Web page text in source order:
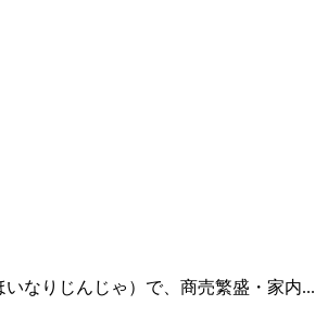
なりじんじゃ）で、商売繁盛・家内...